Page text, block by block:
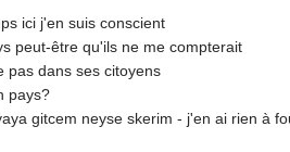
ici j'en suis conscient
peut-être qu'ils ne me compterait
pas dans ses citoyens
pays?
gitcem neyse skerim - j'en ai rien à